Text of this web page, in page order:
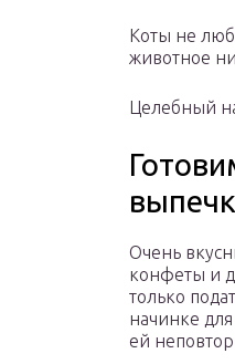
Коты не
животное
Целебный
Очень
конфеты и
только
начинке
ей